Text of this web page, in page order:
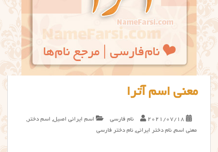
معنی اسم آترا
2021/07/18 نام فارسی اسم ایرانی اصیل, اسم دختر ,
معنی اسم, نام دختر ایرانی, نام دختر فارسی